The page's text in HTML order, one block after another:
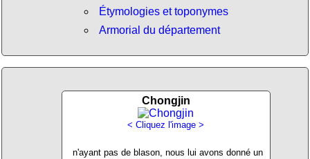
Étymologies et toponymes
Armorial du département
Chongjin
< Cliquez l'image >
n'ayant pas de blason, nous lui avons donné un